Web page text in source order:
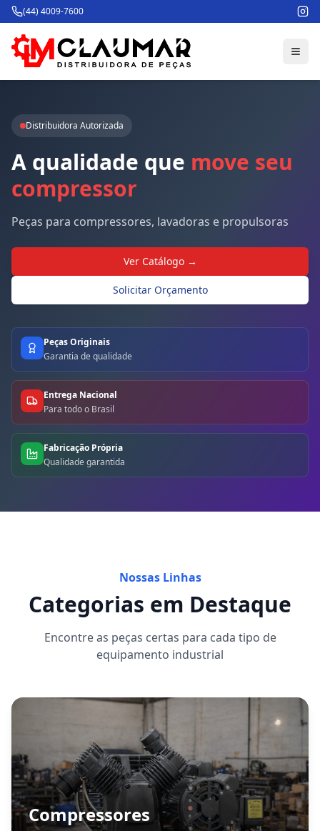
(44) 4009-7600
Distribuidora Autorizada
A qualidade que move seu
compressor
Peças para compressores, lavadoras e propulsoras
Ver Catálogo →
Solicitar Orçamento
Peças Originais
Garantia de qualidade
Entrega Nacional
Para todo o Brasil
Fabricação Própria
Qualidade garantida
Nossas Linhas
Categorias em Destaque
Encontre as peças certas para cada tipo de
equipamento industrial
Compressores